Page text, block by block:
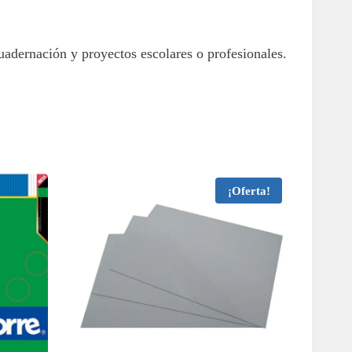
y proyectos escolares o profesionales.
¡Oferta!